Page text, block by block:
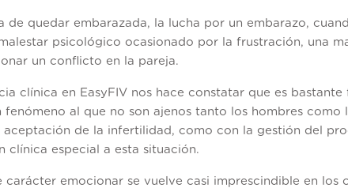
de quedar embarazada, la lucha por un embarazo,
psicológico ocasionado por la frustración, una
un conflicto en la pareja.
clínica en EasyFIV nos hace constatar que es
fenómeno al que no son ajenos tanto los hombres
aceptación de la infertilidad, como con la gestión del
clínica especial a esta situación.
carácter emocionar se vuelve casi imprescindible en